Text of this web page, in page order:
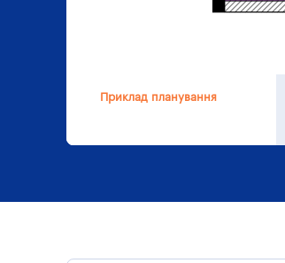
Приклад планування